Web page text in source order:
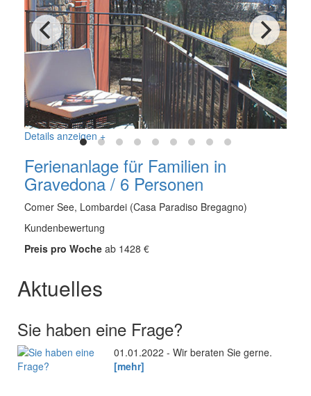
Details anzeigen +
Ferienanlage für Familien in
Gravedona / 6 Personen
Comer See, Lombardei (Casa Paradiso Bregagno)
Kundenbewertung
Preis pro Woche ab 1428 €
Aktuelles
Sie haben eine Frage?
01.01.2022 - Wir beraten Sie gerne.
[mehr]